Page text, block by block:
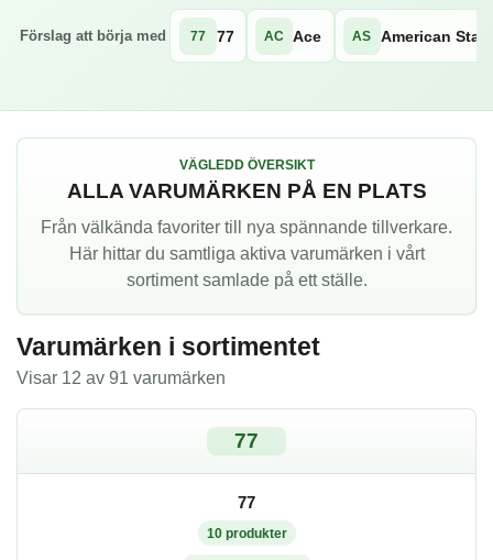
Förslag att börja med 77 77 AC Ace AS American Stars
VÄGLEDD ÖVERSIKT
ALLA VARUMÄRKEN PÅ EN PLATS
Från välkända favoriter till nya spännande tillverkare.
Här hittar du samtliga aktiva varumärken i vårt
sortiment samlade på ett ställe.
Varumärken i sortimentet
Visar 12 av 91 varumärken
77
77
10 produkter